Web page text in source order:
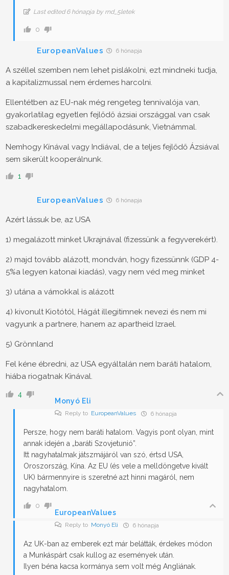
Last edited 6 hónapja by rnd_5letek
0
EuropeanValues 6 hónapja
A széllel szemben nem lehet pislákolni, ezt mindneki tudja,
a kapitalizmussal nem érdemes harcolni.
Ellentétben az EU-nak még rengeteg tennivalója van,
gyakorlatilag egyetlen fejlődő ázsiai országgal van csak
szabadkereskedelmi megállapodásunk, Vietnámmal.
Nemhogy Kínával vagy Indiával, de a teljes fejlődő Ázsiával
sem sikerült kooperálnunk.
1
EuropeanValues 6 hónapja
Azért lássuk be, az USA
1) megalázott minket Ukrajnával (fizessünk a fegyverekért).
2) majd tovább alázott, mondván, hogy fizessünnk (GDP 4-
5%a legyen katonai kiadás), vagy nem véd meg minket
3) utána a vámokkal is alázott
4) kivonult Kiotótól, Hágát illegitimnek nevezi és nem mi
vagyunk a partnere, hanem az apartheid Izrael.
5) Grönnland
Fel kéne ébredni, az USA egyáltalán nem baráti hatalom,
hiába riogatnak Kínával.
4
Monyó Eli
Reply to EuropeanValues 6 hónapja
Persze, hogy nem baráti hatalom. Vagyis pont olyan, mint
annak idején a „baráti Szovjetunió”.
Itt nagyhatalmak játszmájáról van szó, értsd USA,
Oroszország, Kína. Az EU (és vele a melldöngetve kivált
UK) bármennyire is szeretné azt hinni magáról, nem
nagyhatalom.
0
EuropeanValues
Reply to Monyó Eli 6 hónapja
Az UK-ban az emberek ezt már belátták, érdekes módon
a Munkáspárt csak kullog az események után.
Ilyen béna kacsa kormánya sem volt még Angliának.